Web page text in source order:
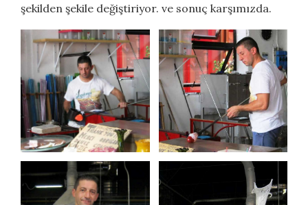
şekilden şekile değiştiriyor. ve sonuç karşımızda.